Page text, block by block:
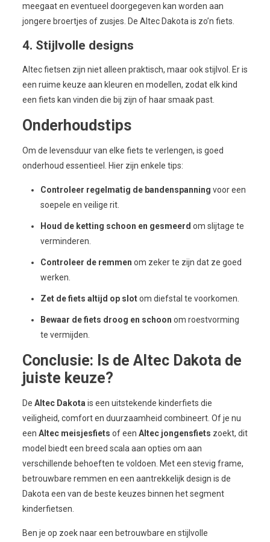
meegaat en eventueel doorgegeven kan worden aan
jongere broertjes of zusjes. De Altec Dakota is zo’n fiets.
4. Stijlvolle designs
Altec fietsen zijn niet alleen praktisch, maar ook stijlvol. Er is
een ruime keuze aan kleuren en modellen, zodat elk kind
een fiets kan vinden die bij zijn of haar smaak past.
Onderhoudstips
Om de levensduur van elke fiets te verlengen, is goed
onderhoud essentieel. Hier zijn enkele tips:
Controleer regelmatig de bandenspanning voor een
soepele en veilige rit.
Houd de ketting schoon en gesmeerd om slijtage te
verminderen.
Controleer de remmen om zeker te zijn dat ze goed
werken.
Zet de fiets altijd op slotom diefstal te voorkomen.
Bewaar de fiets droog en schoon om roestvorming
te vermijden.
Conclusie: Is de Altec Dakota de
juiste keuze?
De Altec Dakota is een uitstekende kinderfiets die
veiligheid, comfort en duurzaamheid combineert. Of je nu
een Altec meisjesfiets of een Altec jongensfiets zoekt, dit
model biedt een breed scala aan opties om aan
verschillende behoeften te voldoen. Met een stevig frame,
betrouwbare remmen en een aantrekkelijk design is de
Dakota een van de beste keuzes binnen het segment
kinderfietsen.
Ben je op zoek naar een betrouwbare en stijlvolle